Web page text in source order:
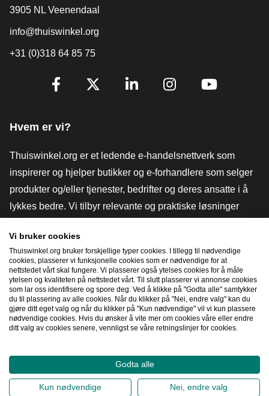
3905 NL Veenendaal
info@thuiswinkel.org
+31 (0)318 64 85 75
[_General:SocialMediaTitle]
Hvem er vi?
Thuiswinkel.org er et ledende e-handelsnettverk som
inspirerer og hjelper butikker og e-forhandlere som selger
produkter og/eller tjenester, bedrifter og deres ansatte i å
lykkes bedre. Vi tilbyr relevante og praktiske løsninger
verktøy og råd, advokatvirksomhet, markedsundersøkelser,
og har vår egen utdanningsplattform, Thuiswinkel e-
Academy.
Naviger raskt
2026©Thuiswinkel.org
Vi bruker cookies
Thuiswinkel.org bruker forskjellige typer cookies. I tillegg til nødvendige
cookies, plasserer vi funksjonelle cookies som er nødvendige for at
nettstedet vårt skal fungere. Vi plasserer også ytelses cookies for å måle
ytelsen og kvaliteten på nettstedet vårt. Til slutt plasserer vi annonse cookies
som lar oss identifisere og spore deg. Ved å klikke på "Godta alle" samtykker
du til plassering av alle cookies. Når du klikker på "Nei, endre valg" kan du
gjøre ditt eget valg og når du klikker på "Kun nødvendige" vil vi kun plassere
nødvendige cookies. Hvis du ønsker å vite mer om cookies våre eller endre
ditt valg av cookies senere, vennligst se våre retningslinjer for cookies.
Godta alle
Kun nødvendige Nei, endre valg